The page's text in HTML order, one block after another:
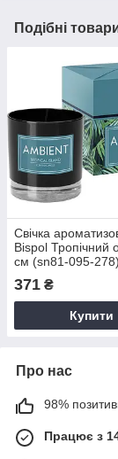
Подібні
Свічка
Bispol Тропічний
см (sn81-095-278)
371 ₴
Купити
Про нас
98%
Працює з